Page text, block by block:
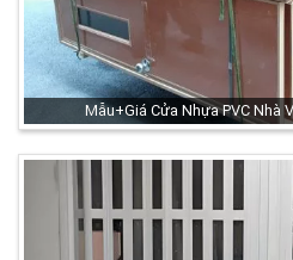
Mẫu+Giá Cửa Nhựa PVC Nhà